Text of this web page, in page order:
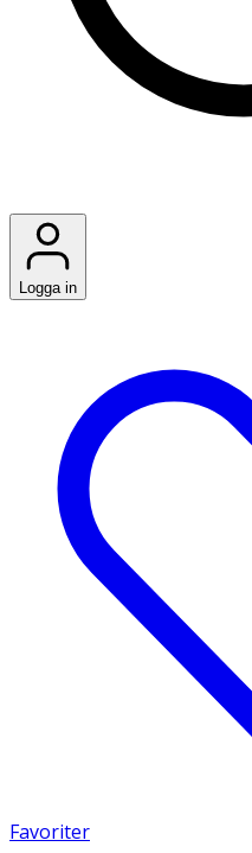
Logga in
Favoriter